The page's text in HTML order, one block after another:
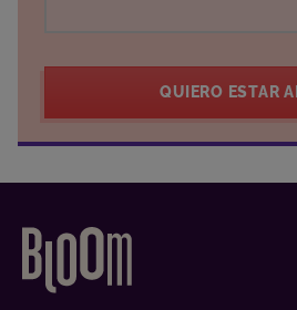
QUIERO ESTAR